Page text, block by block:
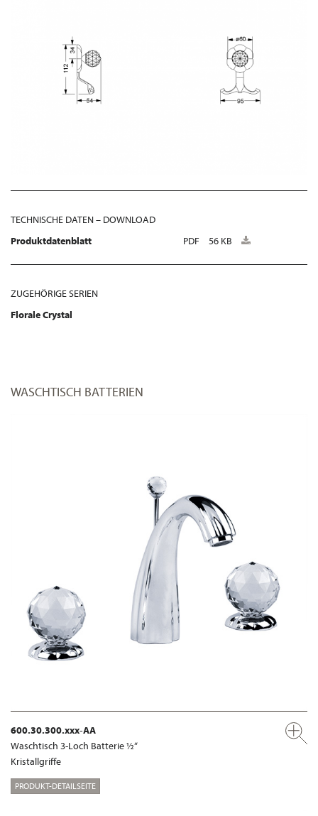
TECHNISCHE DATEN – DOWNLOAD
Produktdatenblatt
PDF 56 KB
ZUGEHÖRIGE SERIEN
Florale Crystal
WASCHTISCH BATTERIEN
600.30.300.xxx-AA
Waschtisch 3-Loch Batterie ½“
Kristallgriffe
PRODUKT-DETAILSEITE